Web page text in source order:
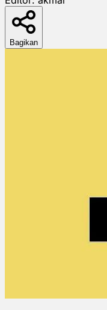
Bagikan